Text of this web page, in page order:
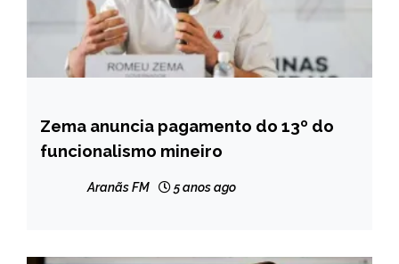
MINAS
GERAIS
NOTÍCIAS
Zema anuncia pagamento do 13º do
funcionalismo mineiro
Aranãs FM 5 anos ago